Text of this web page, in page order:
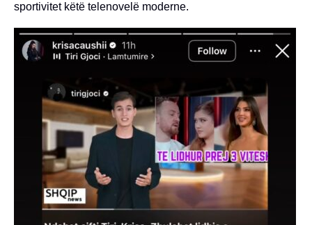
sportivitet këtë telenovelë moderne.